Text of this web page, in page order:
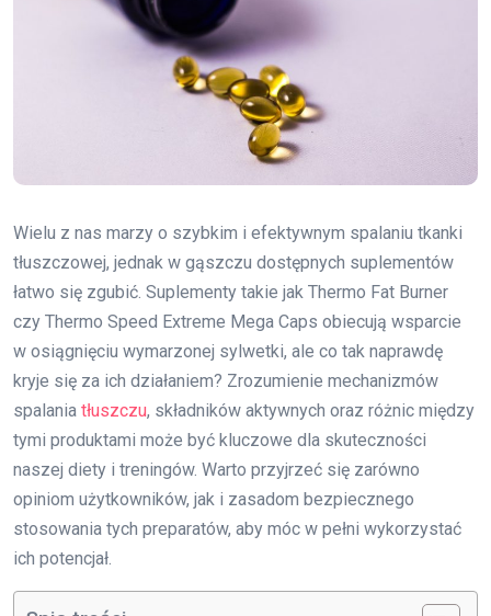
Wielu z nas marzy o szybkim i efektywnym spalaniu tkanki
tłuszczowej, jednak w gąszczu dostępnych suplementów
łatwo się zgubić. Suplementy takie jak Thermo Fat Burner
czy Thermo Speed Extreme Mega Caps obiecują wsparcie
w osiągnięciu wymarzonej sylwetki, ale co tak naprawdę
kryje się za ich działaniem? Zrozumienie mechanizmów
spalania tłuszczu, składników aktywnych oraz różnic między
tymi produktami może być kluczowe dla skuteczności
naszej diety i treningów. Warto przyjrzeć się zarówno
opiniom użytkowników, jak i zasadom bezpiecznego
stosowania tych preparatów, aby móc w pełni wykorzystać
ich potencjał.